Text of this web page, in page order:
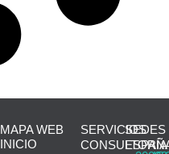
MAPA WEB
INICIO
SERVICIOS
CONSULTORÍA
SEDES